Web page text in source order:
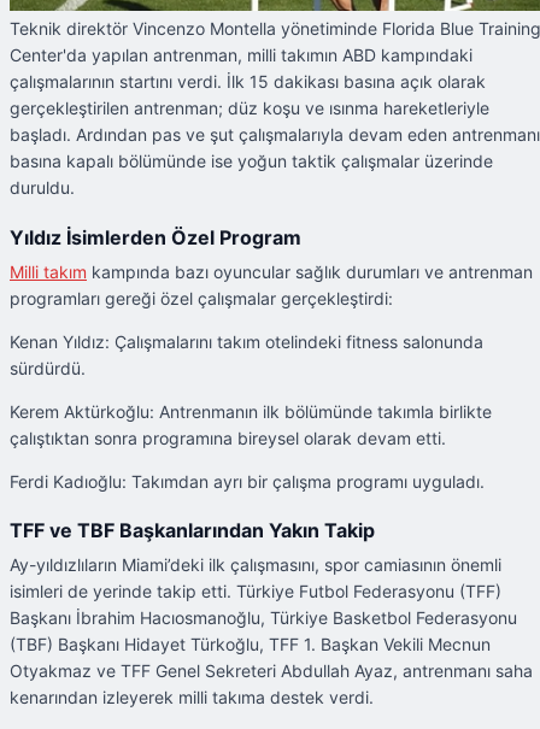
Teknik direktör Vincenzo Montella yönetiminde Florida Blue Training
Center'da yapılan antrenman, milli takımın ABD kampındaki
çalışmalarının startını verdi. İlk 15 dakikası basına açık olarak
gerçekleştirilen antrenman; düz koşu ve ısınma hareketleriyle
başladı. Ardından pas ve şut çalışmalarıyla devam eden
basına kapalı bölümünde ise yoğun taktik çalışmalar üzerinde
duruldu.
Yıldız İsimlerden Özel Program
Milli takım kampında bazı oyuncular sağlık durumları ve antrenman
programları gereği özel çalışmalar gerçekleştirdi:
Kenan Yıldız: Çalışmalarını takım otelindeki fitness salonunda
sürdürdü.
Kerem Aktürkoğlu: Antrenmanın ilk bölümünde takımla birlikte
çalıştıktan sonra programına bireysel olarak devam etti.
Ferdi Kadıoğlu: Takımdan ayrı bir çalışma programı uyguladı.
TFF ve TBF Başkanlarından Yakın Takip
Ay-yıldızlıların Miami’deki ilk çalışmasını, spor camiasının önemli
isimleri de yerinde takip etti. Türkiye Futbol Federasyonu (TFF)
Başkanı İbrahim Hacıosmanoğlu, Türkiye Basketbol Federasyonu
(TBF) Başkanı Hidayet Türkoğlu, TFF 1. Başkan Vekili Mecnun
Otyakmaz ve TFF Genel Sekreteri Abdullah Ayaz, antrenmanı saha
kenarından izleyerek milli takıma destek verdi.